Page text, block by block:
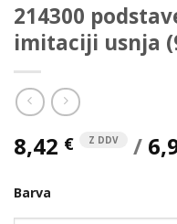
214300
imitaciji usnja
8,42 € Z DDV /
Barva